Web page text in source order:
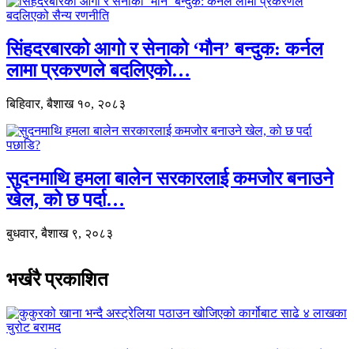
सिंहदरबारको आगो र सेनाको ‘मौन’ बन्दुक: कर्नल
लामा प्रकरणले बदलिएको…
बिहिवार, बैशाख १०, २०८३
सुदनमाथि हमला बालेन सरकारलाई कमजोर बनाउने
खेल, को छ पर्दा…
बुधवार, बैशाख ९, २०८३
भर्खरै प्रकाशित